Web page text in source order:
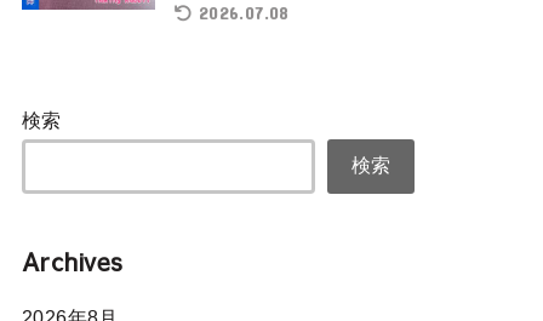
2026.07.08
検索
検索
Archives